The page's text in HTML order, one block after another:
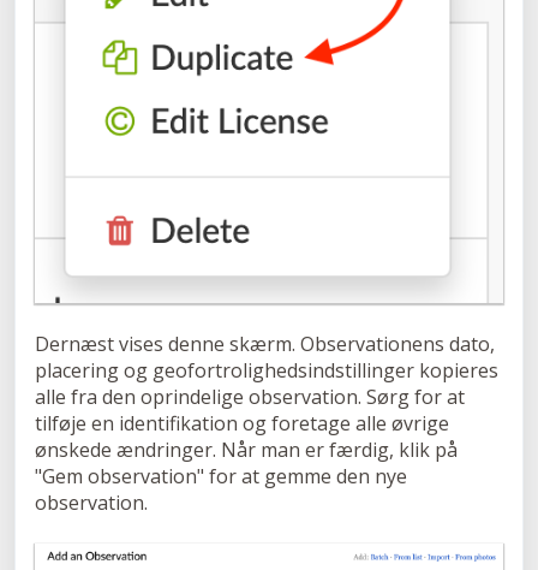
Dernæst vises denne skærm. Observationens dato,
placering og geofortrolighedsindstillinger kopieres
alle fra den oprindelige observation. Sørg for at
tilføje en identifikation og foretage alle øvrige
ønskede ændringer. Når man er færdig, klik på
"Gem observation" for at gemme den nye
observation.